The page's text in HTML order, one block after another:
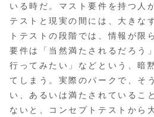
いる時だ。マスト要件を持つ人
テストと現実の間には、大きな
トテストの段階では、情報が限
要件は「当然満たされるだろう
行ってみたい」などという、暗
てしまう。実際のパークで、そ
い、あるいは満たされているこ
ないと、コンセプトテストから